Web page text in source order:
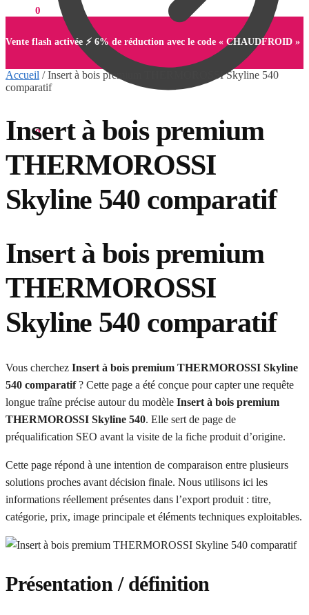
0,00 € 0
0
Vente flash activée ⚡ 6% de réduction avec le code « CHAUDFROID »
Accueil /Insert à bois premium THERMOROSSI Skyline 540
comparatif
Insert à bois premium
THERMOROSSI
Skyline 540 comparatif
Insert à bois premium
THERMOROSSI
Skyline 540 comparatif
Vous cherchez Insert à bois premium THERMOROSSI Skyline
540 comparatif? Cette page a été conçue pour capter une requête
longue traîne précise autour du modèle Insert à bois premium
THERMOROSSI Skyline 540. Elle sert de page de
préqualification SEO avant la visite de la fiche produit d’origine.
Cette page répond à une intention de comparaison entre plusieurs
solutions proches avant décision finale. Nous utilisons ici les
informations réellement présentes dans l’export produit : titre,
catégorie, prix, image principale et éléments techniques exploitables.
Présentation / définition